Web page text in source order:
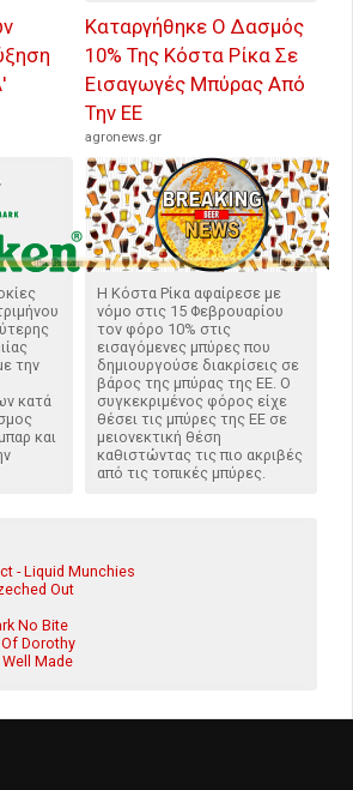
την
κατά
και
Καταργήθηκε Ο Δασμός
10% Της Κόστα Ρίκα Σε
Εισαγωγές Μπύρας Από
Την ΕΕ
agronews.gr
Η Κόστα Ρίκα αφαίρεσε με
νόμο στις 15 Φεβρουαρίου
τον φόρο 10% στις
εισαγόμενες μπύρες που
δημιουργούσε διακρίσεις σε
βάρος της μπύρας της ΕΕ. Ο
συγκεκριμένος φόρος είχε
θέσει τις μπύρες της ΕΕ σε
μειονεκτική θέση
καθιστώντας τις πιο ακριβές
από τις τοπικές μπύρες.
- Liquid Munchies
Out
No Bite
Of Dorothy
Well Made